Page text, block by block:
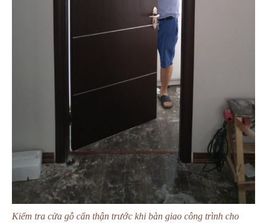
Kiểm tra cửa gỗ cẩn thận trước khi bàn giao công trình cho